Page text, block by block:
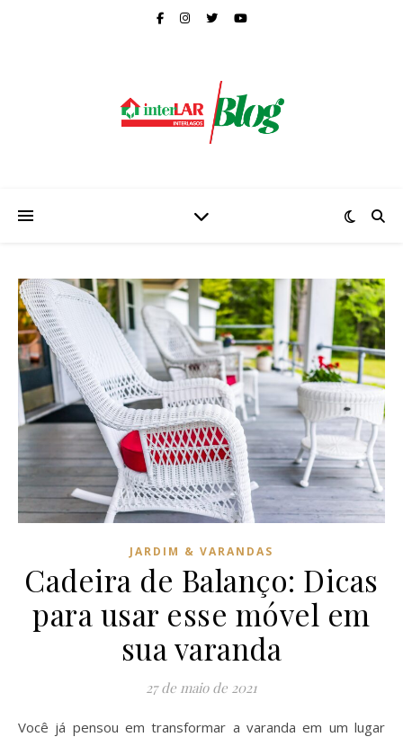
JARDIM & VARANDAS
Cadeira de Balanço: Dicas
para usar esse móvel em
sua varanda
27 de maio de 2021
Você já pensou em transformar a varanda em um lugar